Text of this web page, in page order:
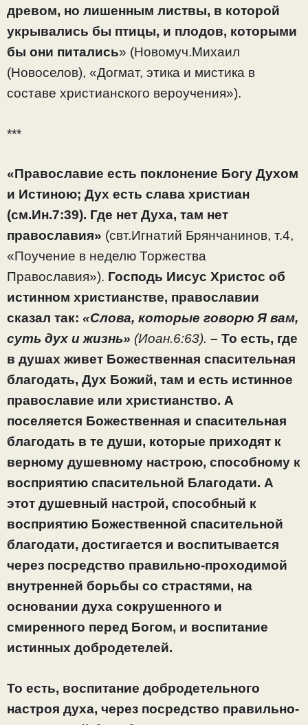
древом, но лишенным листвы, в которой
укрывались бы птицы, и плодов, которыми
бы они питались» (Новомуч.Михаил
(Новоселов), «Догмат, этика и мистика в
составе христианского вероучения»).
***
«Православие есть поклонение Богу Духом
и Истиною; Дух есть слава христиан
(см.Ин.7:39). Где нет Духа, там нет
православия» (свт.Игнатий Брянчанинов, т.4,
«Поучение в неделю Торжества
Православия»). Господь Иисус Христос об
истинном христианстве, православии
сказал так: «Слова, которые говорю Я вам,
суть дух и жизнь» (Иоан.6:63). – То есть, где
в душах живет Божественная спасительная
благодать, Дух Божий, там и есть истинное
православие или христианство. А
поселяется Божественная и спасительная
благодать в те души, которые приходят к
верному душевному настрою, способному к
восприятию спасительной Благодати. А
этот душевный настрой, способный к
восприятию Божественной спасительной
благодати, достигается и воспитывается
через посредство правильно-проходимой
внутренней борьбы со страстями, на
основании духа сокрушенного и
смиренного перед Богом, и воспитание
истинных добродетелей.
То есть, воспитание добродетельного
настроя духа, через посредство правильно-